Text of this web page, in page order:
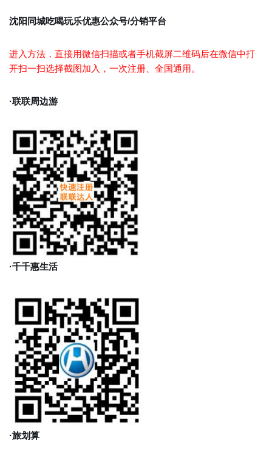
沈阳同城吃喝玩乐优惠公众号/分销平台
进入方法，直接用微信扫描或者手机截屏二维码后在微信中打
开扫一扫选择截图加入，一次注册、全国通用。
·联联周边游
·千千惠生活
·旅划算